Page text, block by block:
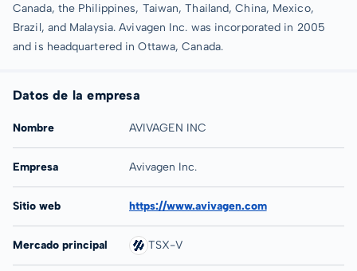
Canada, the Philippines, Taiwan, Thailand, China, Mexico,
Brazil, and Malaysia. Avivagen Inc. was incorporated in 2005
and is headquartered in Ottawa, Canada.
Datos de la empresa
Nombre AVIVAGEN INC
Empresa Avivagen Inc.
Sitio web https://www.avivagen.com
Mercado principal TSX-V